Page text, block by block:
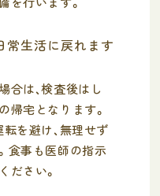
常生活に戻れます
合は、検査後はし
帰宅となります。
転を避け、無理せず
食事も医師の指示
ださい。